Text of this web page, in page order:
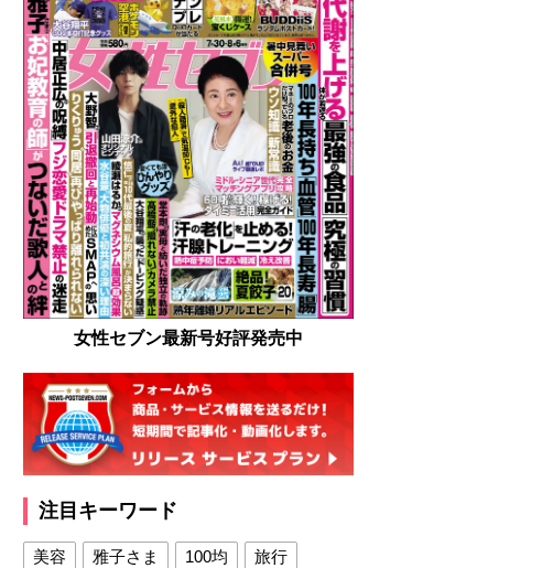
女性セブン最新号好評発売中
注目キーワード
美容 雅子さま 100均
旅行